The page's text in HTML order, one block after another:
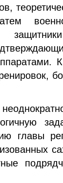
главы